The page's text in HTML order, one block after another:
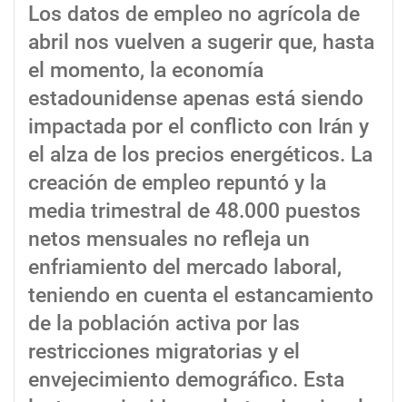
Los datos de empleo no agrícola de
abril nos vuelven a sugerir que, hasta
el momento, la economía
estadounidense apenas está siendo
impactada por el conflicto con Irán y
el alza de los precios energéticos. La
creación de empleo repuntó y la
media trimestral de 48.000 puestos
netos mensuales no refleja un
enfriamiento del mercado laboral,
teniendo en cuenta el estancamiento
de la población activa por las
restricciones migratorias y el
envejecimiento demográfico. Esta